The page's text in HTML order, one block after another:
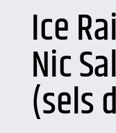
Ice
Nic
(sels